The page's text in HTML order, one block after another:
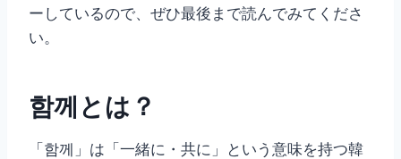
ーしているので、ぜひ最後まで読んでみてくださ
い。
함께とは？
「함께」は「一緒に・共に」という意味を持つ韓